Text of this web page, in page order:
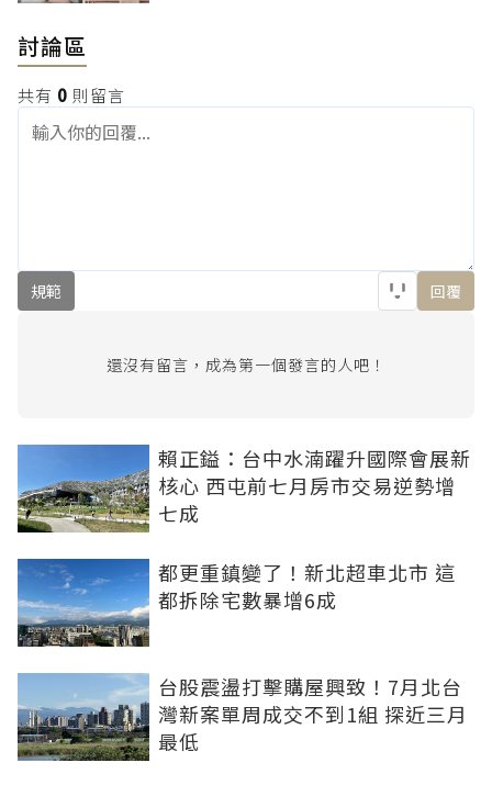
討論區
共有 0 則留言
規範 回覆
還沒有留言，成為第一個發言的人吧！
賴正鎰：台中水湳躍升國際會展新
核心 西屯前七月房市交易逆勢增
七成
都更重鎮變了！新北超車北市 這
都拆除宅數暴增6成
台股震盪打擊購屋興致！7月北台
灣新案單周成交不到1組 探近三月
最低